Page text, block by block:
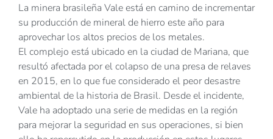
La minera brasileña Vale está en camino de incrementar
su producción de mineral de hierro este año para
aprovechar los altos precios de los metales.
El complejo está ubicado en la ciudad de Mariana, que
resultó afectada por el colapso de una presa de relaves
en 2015, en lo que fue considerado el peor desastre
ambiental de la historia de Brasil. Desde el incidente,
Vale ha adoptado una serie de medidas en la región
para mejorar la seguridad en sus operaciones, si bien